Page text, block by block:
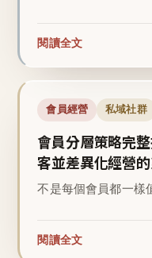
閱讀全文
會員經營 私域社群
會員分層策略完
客並差異化經營
不是每個會員都一樣
閱讀全文